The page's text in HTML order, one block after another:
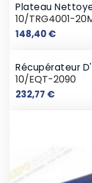
Plateau
10/TRG4001-
148,40 €Prix
Récupérateur
10/EQT-2090
232,77 €Prix